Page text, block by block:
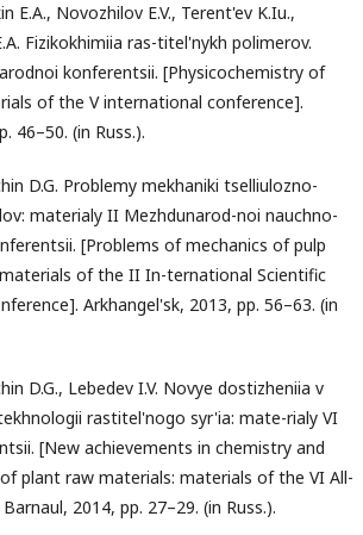
E.A., Novozhilov E.V., Terent'ev K.Iu.,
Fizikokhimiia ras-titel'nykh polimerov.
konferentsii. [Physicochemistry of
of the V international conference].
46–50. (in Russ.).
D.G. Problemy mekhaniki tselliulozno-
materialy II Mezhdunarod-noi nauchno-
[Problems of mechanics of pulp
of the II In-ternational Scientific
Arkhangel'sk, 2013, pp. 56–63. (in
D.G., Lebedev I.V. Novye dostizheniia v
rastitel'nogo syr'ia: mate-rialy VI
[New achievements in chemistry and
plant raw materials: materials of the VI All-
2014, pp. 27–29. (in Russ.).